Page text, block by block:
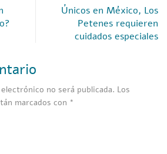
Únicos en México, Los
Petenes requieren
cuidados especiales
no será publicada. Los
marcados con *